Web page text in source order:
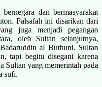
dan bermasyarakat
Falsafah ini disarikan dari
juga menjadi pegangan
oleh Sultan selanjutnya,
al Buthuni. Sultan
tapi begitu disegani karena
Sultan yang memerintah pada
sufi.